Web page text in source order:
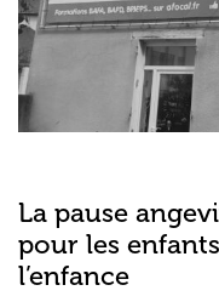
La pause
pour les
l’enfance